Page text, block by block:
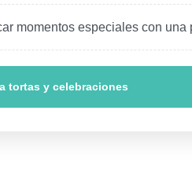
momentos especiales con
tortas y celebraciones